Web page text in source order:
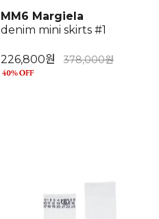
MM6 Margiela
denim mini skirts #1
226,800원 378,000원